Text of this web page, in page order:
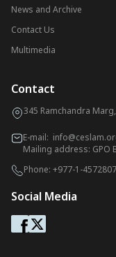
News and Archive
Contact Us
Multimedia
Contact
345 Ramchandra
E-mail:
Mailing address: GPO
Phone: +977-1-4572807
Social Media